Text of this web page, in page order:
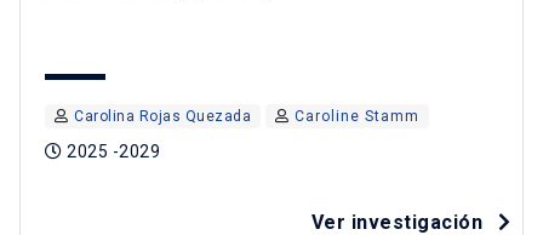
Carolina Rojas Quezada Caroline Stamm
2025 -2029
Ver investigación